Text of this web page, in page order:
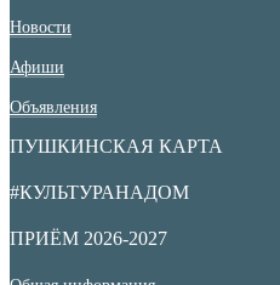
Новости
Афиши
Объявления
ПУШКИНСКАЯ КАРТА
#КУЛЬТУРАНАДОМ
ПРИЁМ 2026-2027